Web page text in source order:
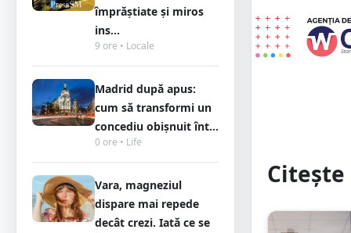
împrăștiate și miros
ins...
9 ore • Locale
Madrid după apus:
cum să transformi un
concediu obișnuit înt...
0 ore • Life
Vara, magneziul
dispare mai repede
decât crezi. Iată ce se
Citește